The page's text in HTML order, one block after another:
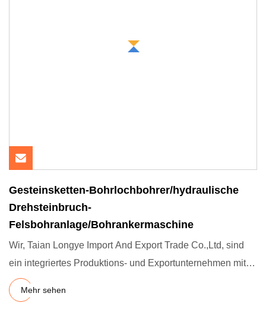
Gesteinsketten-Bohrlochbohrer/hydraulische
Drehsteinbruch-
Felsbohranlage/Bohrankermaschine
Wir, Taian Longye Import And Export Trade Co.,Ltd, sind
ein integriertes Produktions- und Exportunternehmen mit
ShanDong
Mehr sehen